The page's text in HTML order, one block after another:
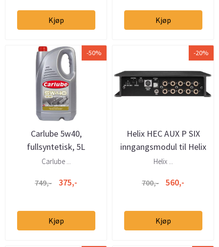
Kjøp Kjøp
-50%
Carlube 5w40,
fullsyntetisk, 5L
Carlube ...
749,- 375,-
Kjøp
-20%
Helix HEC AUX P SIX
inngangsmodul til Helix
P SIX DSP
Helix ...
700,- 560,-
Kjøp